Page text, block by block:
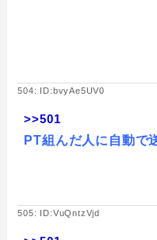
504: ID:bvyAe5UV0
>>501
PT組んだ人に自動で
505: ID:VuQntzVjd